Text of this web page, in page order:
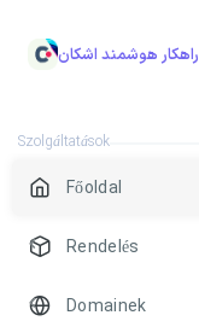
راهکار هوشمند اشکان
Szolgáltatások
Főoldal
Rendelés
Domainek